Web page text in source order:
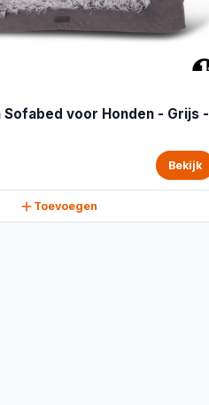
Sofabed voor Honden - Grijs -
Bekijk
Toevoegen